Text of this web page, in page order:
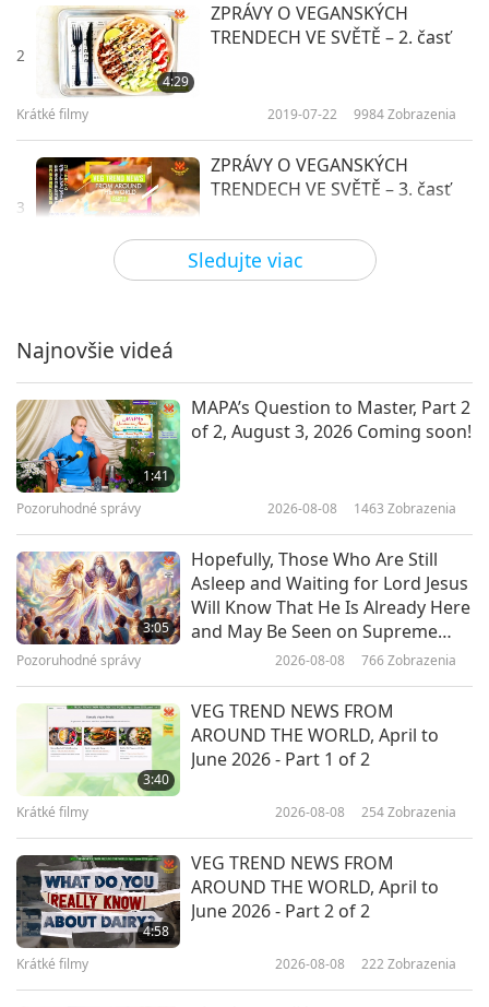
Sledujte viac
2
4:29
ZPRÁVY O VEGANSKÝCH
TRENDECH VE SVĚTĚ – 2. časť
Krátké filmy 2019-07-22 9984Zobrazenia
3
ZPRÁVY O VEGANSKÝCH
TRENDECH VE SVĚTĚ – 3. časť
2019-07-22 9570
4
8:27
Krátké filmy 2019-07-22 9831Zobrazenia
5
4:41
Krátké filmy 2020-11-23 6490Zobrazenia
6
4:57
ZPRÁVY O VEGANSKÝCH
TRENDECH VE SVĚTĚ – 6. časť
Krátké filmy 2020-11-23 5981Zobrazenia
7
5:19
ZPRÁVY O VEGANSKÝCH
Krátké filmy 2020-11-23 6383Zobrazenia
4:46
ZPRÁVY O VEGANSKÝCH
Najnovšie videá
1:41
MAPA’s Question to Master, Part 2
of 2, August 3, 2026 Coming soon!
Pozoruhodné správy 2026-08-08 1463 Zobrazenia
3:05
Hopefully, Those Who Are Still
Asleep and Waiting for Lord Jesus
Will Know That He Is Already Here
and May Be Seen on Supreme
Master Television
Pozoruhodné správy 2026-08-08 766Zobrazenia
3:40
VEG TREND NEWS FROM
AROUND THE WORLD, April to
June 2026 - Part 1 of 2
Krátké filmy 2026-08-08 254Zobrazenia
4:58
VEG TREND NEWS FROM
AROUND THE WORLD, April to
June 2026 - Part 2 of 2
Krátké filmy 2026-08-08 222 Zobrazenia